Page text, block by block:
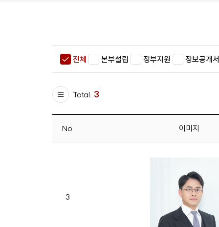
전체 본부설립 정부지원 정보공개서
Total. 3
No. 이미지
3